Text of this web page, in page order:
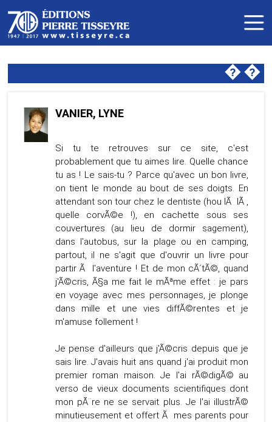
��
VANIER, LYNE
Si tu te retrouves sur ce site, c'est
probablement que tu aimes lire. Quelle chance
tu as ! Le sais-tu ? Parce qu'avec un bon livre,
on tient le monde au bout de ses doigts. En
attendant son tour chez le dentiste (hou lÃ lÃ ,
quelle corvÃ©e !), en cachette sous ses
couvertures (au lieu de dormir sagement),
dans l'autobus, sur la plage ou en camping,
partout, il ne s'agit que d'ouvrir un livre pour
partir Ã l'aventure ! Et de mon cÃ´tÃ©, quand
j'Ã©cris, Ã§a me fait le mÃªme effet : je pars
en voyage avec mes personnages, je plonge
dans mille et une vies diffÃ©rentes et je
m'amuse follement !
Je pense d'ailleurs que j'Ã©cris depuis que je
sais lire. J'avais huit ans quand j'ai produit mon
premier roman maison. Je l'ai rÃ©digÃ© au
verso de vieux documents scientifiques dont
mon pÃ¨re ne se servait plus. Je l'ai illustrÃ©
minutieusement et offert Ã mes parents pour